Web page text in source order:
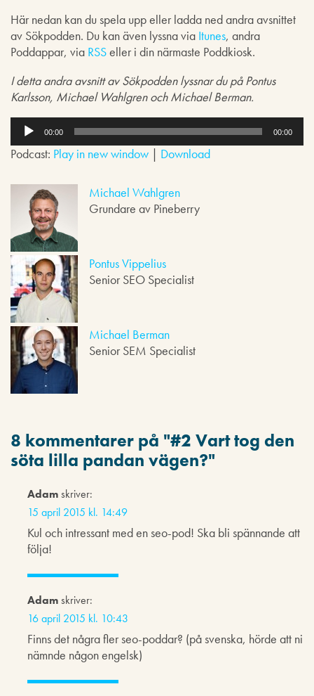
Här nedan kan du spela upp eller ladda ned andra avsnittet
av Sökpodden. Du kan även lyssna via Itunes, andra
Poddappar, via RSSeller i din närmaste Poddkiosk.
I detta andra avsnitt av Sökpodden lyssnar du på Pontus
Karlsson, Michael Wahlgren och Michael Berman.
u
d
p
r
e
00:00 00:00
Podcast: Play in new window | Download
Michael Wahlgren
Grundare av Pineberry
Pontus Vippelius
Senior SEO Specialist
Michael Berman
Senior SEM Specialist
8 kommentarer på "#2 Vart tog den
söta lilla pandan vägen?"
Adamskriver:
15 april 2015 kl. 14:49
Kul och intressant med en seo-pod! Ska bli spännande att
följa!
Adamskriver:
16 april 2015 kl. 10:43
Finns det några fler seo-poddar? (på svenska, hörde att ni
nämnde någon engelsk)